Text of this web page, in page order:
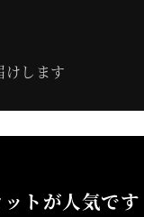
けします
トが人気です